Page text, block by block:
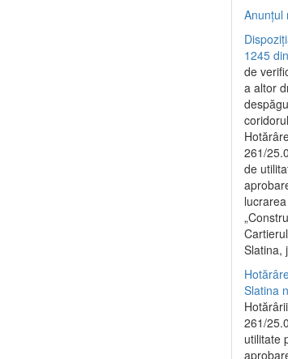
Anunțul
1245
de
a altor
261/
de
Slatina,
Slatina
261/
utilitate